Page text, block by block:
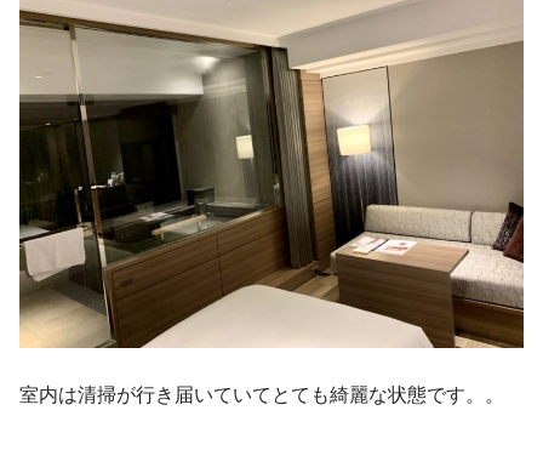
室内は清掃が行き届いていてとても綺麗な状態です。。